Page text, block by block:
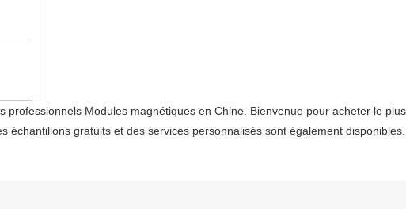
professionnels Modules magnétiques en Chine. Bienvenue pour acheter le
échantillons gratuits et des services personnalisés sont également disponibles.